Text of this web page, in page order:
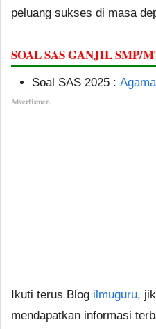
peluang sukses di masa
SOAL SAS GANJIL SMP/
Soal SAS 2025 :
Advertismen
Ikuti terus Blog ilmuguru,
mendapatkan informasi